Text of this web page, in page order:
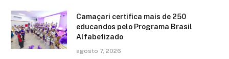
Camaçari certifica mais de 250
educandos pelo Programa Brasil
Alfabetizado
agosto 7, 2026